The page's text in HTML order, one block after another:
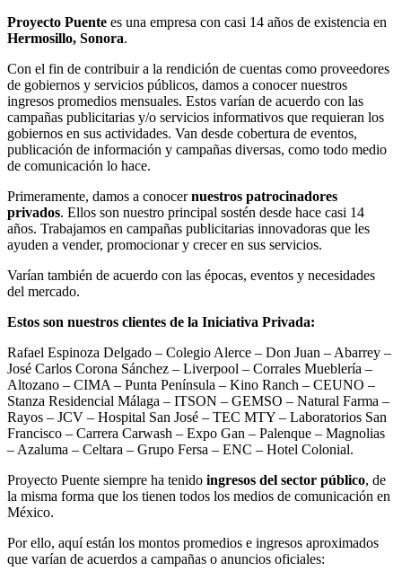
Proyecto Puente es una empresa con casi 14 años de existencia en
Hermosillo, Sonora.
Con el fin de contribuir a la rendición de cuentas como proveedores
de gobiernos y servicios públicos, damos a conocer nuestros
ingresos promedios mensuales. Estos varían de acuerdo con las
campañas publicitarias y/o servicios informativos que requieran los
gobiernos en sus actividades. Van desde cobertura de eventos,
publicación de información y campañas diversas, como todo medio
de comunicación lo hace.
Primeramente, damos a conocernuestros patrocinadores
privados. Ellos son nuestro principal sostén desde hace casi 14
años. Trabajamos en campañas publicitarias innovadoras que les
ayuden a vender, promocionar y crecer en sus servicios.
Varían también de acuerdo con las épocas, eventos y necesidades
del mercado.
Estos son nuestros clientes de la Iniciativa Privada:
Rafael Espinoza Delgado – Colegio Alerce – Don Juan – Abarrey –
José Carlos Corona Sánchez – Liverpool – Corrales Mueblería –
Altozano – CIMA – Punta Península – Kino Ranch – CEUNO –
Stanza Residencial Málaga – ITSON – GEMSO – Natural Farma –
Rayos – JCV – Hospital San José – TEC MTY – Laboratorios San
Francisco – Carrera Carwash – Expo Gan – Palenque – Magnolias
– Azaluma – Celtara – Grupo Fersa – ENC – Hotel Colonial.
Proyecto Puente siempre ha tenido ingresos del sector público, de
la misma forma que los tienen todos los medios de comunicación en
México.
Por ello, aquí están los montos promedios e ingresos aproximados
que varían de acuerdos a campañas o anuncios oficiales: